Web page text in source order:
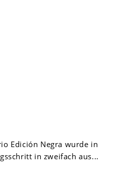
Edición Negra wurde in
in zweifach aus...